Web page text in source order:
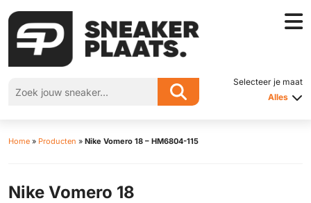
Selecteer je maat
Alles
Home » Producten » Nike Vomero 18 – HM6804-115
Nike Vomero 18